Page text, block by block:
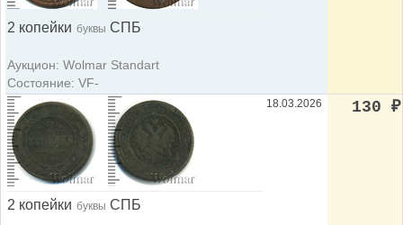
2 копейки буквы СПБ
Аукцион: Wolmar Standart
Состояние: VF-
2 копейки буквы СПБ
18.03.2026 130 ₽